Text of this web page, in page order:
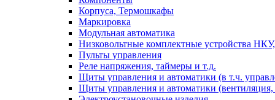
Корпуса, Термошкафы
Маркировка
Модульная автоматика
Низковольтные комплектные устройства
Пульты управления
Реле напряжения, таймеры и т.д.
Щиты управления и автоматики (в т.ч.
Щиты управления и автоматики (вентиляция,